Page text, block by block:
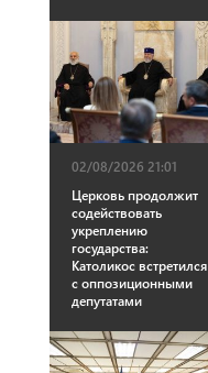
02/08/2026 21:01
Церковь продолжит
содействовать
укреплению
государства:
Католикос встретился
с оппозиционными
депутатами